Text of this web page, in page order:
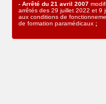
- Arrêté du 21 avril 2007
arrêtés des 29 juillet 2022 et 9
aux conditions de
de formation paramédicaux ;